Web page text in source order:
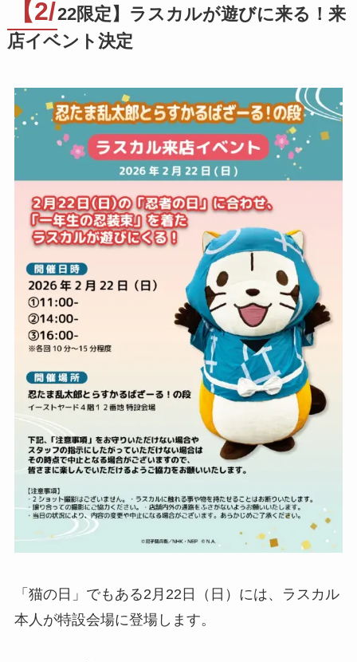
【2/22限定】ラスカルが遊びに来る！来
店イベント決定
「猫の日」でもある2月22日（日）には、ラスカル
本人が特設会場に登場します。